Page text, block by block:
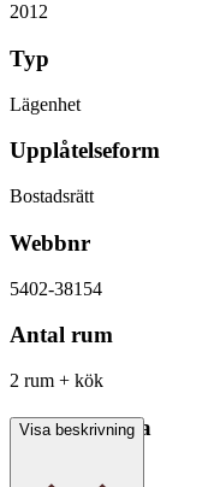
2012
Typ
Lägenhet
Upplåtelseform
Bostadsrätt
Webbnr
5402-38154
Antal rum
2 rum + kök
Boarea/Biarea
Visa beskrivning